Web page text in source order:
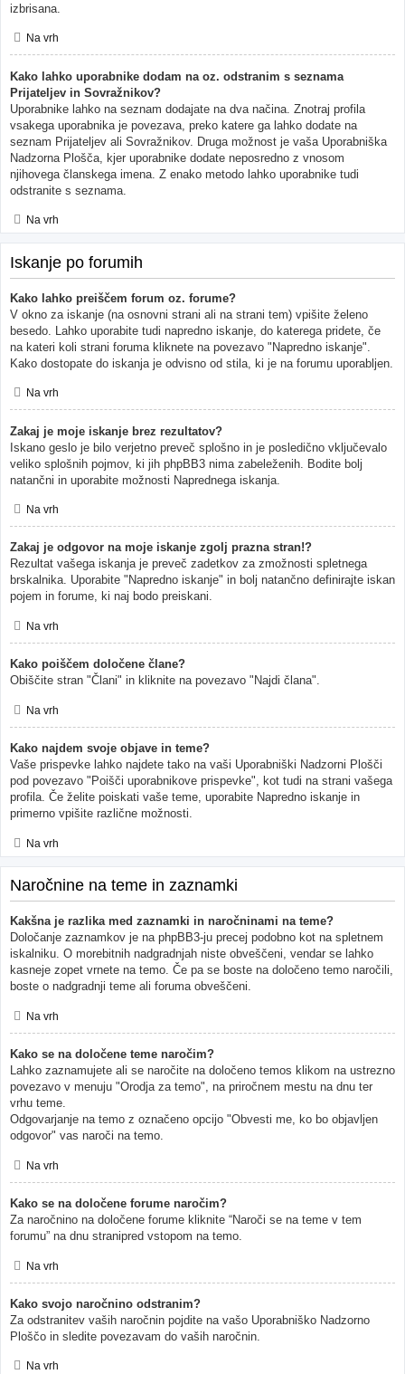
izbrisana.
Na vrh
Kako lahko uporabnike dodam na oz. odstranim s seznama
Prijateljev in Sovražnikov?
Uporabnike lahko na seznam dodajate na dva načina. Znotraj profila
vsakega uporabnika je povezava, preko katere ga lahko dodate na
seznam Prijateljev ali Sovražnikov. Druga možnost je vaša Uporabniška
Nadzorna Plošča, kjer uporabnike dodate neposredno z vnosom
njihovega članskega imena. Z enako metodo lahko uporabnike tudi
odstranite s seznama.
Na vrh
Iskanje po forumih
Kako lahko preiščem forum oz. forume?
V okno za iskanje (na osnovni strani ali na strani tem) vpišite želeno
besedo. Lahko uporabite tudi napredno iskanje, do katerega pridete, če
na kateri koli strani foruma kliknete na povezavo "Napredno iskanje".
Kako dostopate do iskanja je odvisno od stila, ki je na forumu uporabljen.
Na vrh
Zakaj je moje iskanje brez rezultatov?
Iskano geslo je bilo verjetno preveč splošno in je posledično vključevalo
veliko splošnih pojmov, ki jih phpBB3 nima zabeleženih. Bodite bolj
natančni in uporabite možnosti Naprednega iskanja.
Na vrh
Zakaj je odgovor na moje iskanje zgolj prazna stran!?
Rezultat vašega iskanja je preveč zadetkov za zmožnosti spletnega
brskalnika. Uporabite "Napredno iskanje" in bolj natančno definirajte iskan
pojem in forume, ki naj bodo preiskani.
Na vrh
Kako poiščem določene člane?
Obiščite stran "Člani" in kliknite na povezavo "Najdi člana".
Na vrh
Kako najdem svoje objave in teme?
Vaše prispevke lahko najdete tako na vaši Uporabniški Nadzorni Plošči
pod povezavo "Poišči uporabnikove prispevke", kot tudi na strani vašega
profila. Če želite poiskati vaše teme, uporabite Napredno iskanje in
primerno vpišite različne možnosti.
Na vrh
Naročnine na teme in zaznamki
Kakšna je razlika med zaznamki in naročninami na teme?
Določanje zaznamkov je na phpBB3-ju precej podobno kot na spletnem
iskalniku. O morebitnih nadgradnjah niste obveščeni, vendar se lahko
kasneje zopet vrnete na temo. Če pa se boste na določeno temo naročili,
boste o nadgradnji teme ali foruma obveščeni.
Na vrh
Kako se na določene teme naročim?
Lahko zaznamujete ali se naročite na določeno temos klikom na ustrezno
povezavo v menuju "Orodja za temo", na priročnem mestu na dnu ter
vrhu teme.
Odgovarjanje na temo z označeno opcijo "Obvesti me, ko bo objavljen
odgovor" vas naroči na temo.
Na vrh
Kako se na določene forume naročim?
Za naročnino na določene forume kliknite “Naroči se na teme v tem
forumu” na dnu stranipred vstopom na temo.
Na vrh
Kako svojo naročnino odstranim?
Za odstranitev vaših naročnin pojdite na vašo Uporabniško Nadzorno
Ploščo in sledite povezavam do vaših naročnin.
Na vrh